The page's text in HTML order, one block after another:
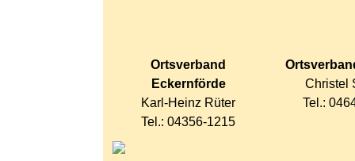
Ortsverband
Eckernförde
Karl-Heinz Rüter
Tel.: 04356-1215
Christel
Tel.: